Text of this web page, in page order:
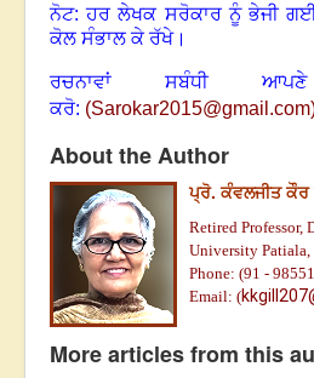
ਨੋਟ: ਹਰ ਲੇਖਕ ਸਰੋਕਾਰ ਨੂੰ ਭੇਜੀ
ਕੋਲ ਸੰਭਾਲ ਕੇ ਰੱਖੇ।
ਰਚਨਾਵਾਂ ਸਬੰਧੀ
ਕਰੋ: (Sarokar2015@gmail.com
About the Author
ਪ੍ਰੋ. ਕੰਵਲਜੀਤ ਕੌਰ
Retired Professor,
University Patiala,
Phone: (91 -
Email: (
More articles from this